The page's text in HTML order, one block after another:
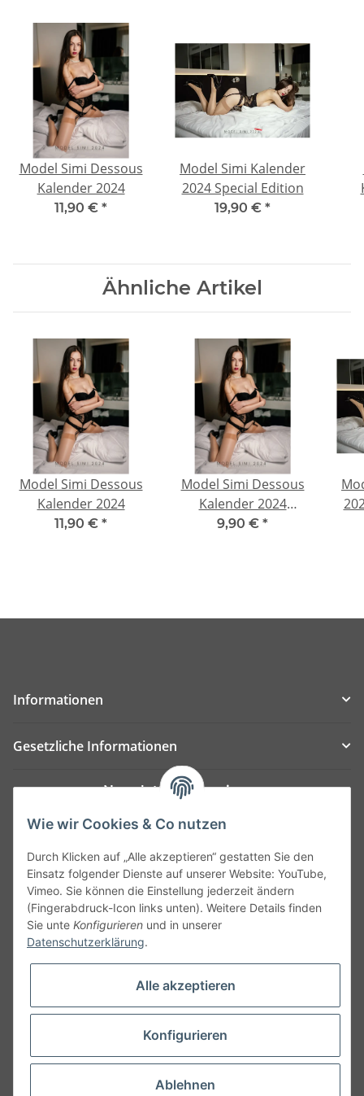
Model Simi Dessous
Kalender 2024
11,90 € *
Model Simi Kalender
2024 Special Edition
19,90 € *
Ähnliche Artikel
Model Simi Dessous
Kalender 2024
11,90 € *
Model Simi Dessous
Kalender 2024
Download
9,90 € *
Informationen
Gesetzliche Informationen
Newsletter Abonnieren
Bitte senden Sie mir entsprechend Ihrer
widerruflich Informationen zu Ihrem Produktsortiment
per E-Mail zu.
Wie wir Cookies & Co nutzen
Durch Klicken auf „Alle akzeptieren“ gestatten Sie den
Einsatz folgender Dienste auf unserer Website: YouTube,
Vimeo. Sie können die Einstellung jederzeit ändern
(Fingerabdruck-Icon links unten). Weitere Details finden
Sie unte Konfigurieren und in unserer
Datenschutzerklärung.
Alle akzeptieren
Konfigurieren
Ablehnen